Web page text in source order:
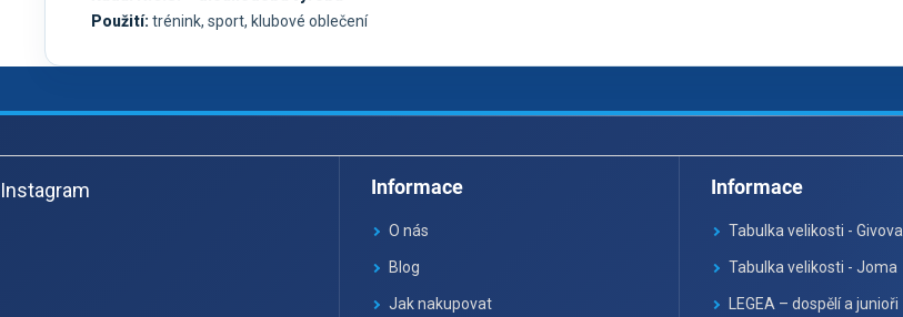
Použití: trénink, sport, klubové oblečení
á
pInstagram Informace
O nás
Blog
Jak nakupovat
Informace
Tabulka velikosti - Givova
Tabulka velikosti - Joma
LEGEA – dospělí a junioři